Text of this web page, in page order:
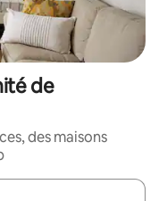
de
des maisons